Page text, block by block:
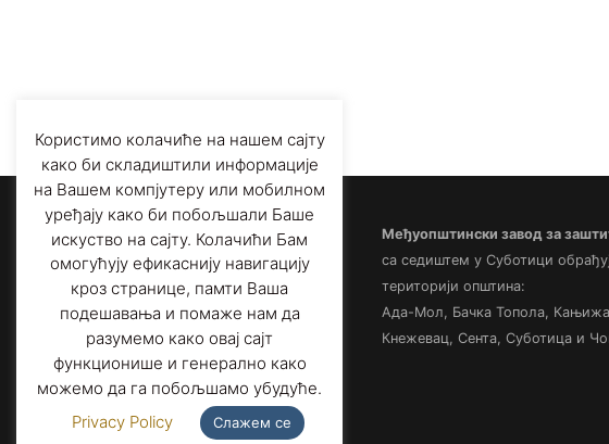
Међуопштински завод за
са седиштем у Суботици
територији општина:
Ада-Мол, Бачка Топола,
Кнежевац, Сента, Суботица и
Користимо колачиће на нашем сајту
како би складиштили информације
на Вашем компјутеру или мобилном
уређају како би побољшали Баше
искуство на сајту. Колачићи Бам
омогућују ефикаснију навигацију
кроз странице, памти Ваша
подешавања и помаже нам да
разумемо како овај сајт
функционише и генерално како
можемо да га побољшамо убудуће.
Privacy Policy
Слажем се